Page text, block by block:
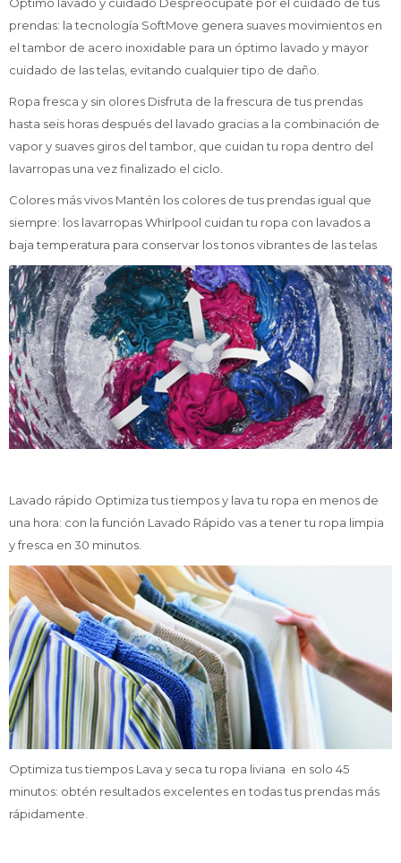
prendas: la tecnología SoftMove genera suaves movimientos en
el tambor de acero inoxidable para un óptimo lavado y mayor
cuidado de las telas, evitando cualquier tipo de daño.
Ropa fresca y sin olores Disfruta de la frescura de tus prendas
hasta seis horas después del lavado gracias a la combinación de
vapor y suaves giros del tambor, que cuidan tu ropa dentro del
lavarropas una vez finalizado el ciclo.
Colores más vivos Mantén los colores de tus prendas igual que
siempre: los lavarropas Whirlpool cuidan tu ropa con lavados a
baja temperatura para conservar los tonos vibrantes de las telas
Lavado rápido Optimiza tus tiempos y lava tu ropa en menos de
una hora: con la función Lavado Rápido vas a tener tu ropa limpia
y fresca en 30 minutos.
Optimiza tus tiempos Lava y seca tu ropa liviana en solo 45
minutos: obtén resultados excelentes en todas tus prendas más
rápidamente.